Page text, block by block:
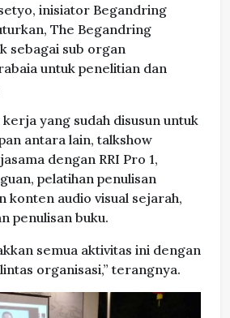
inisiator Begandring
The Begandring
sebagai sub organ
untuk penelitian dan
yang sudah disusun untuk
antara lain, talkshow
dengan RRI Pro 1,
pelatihan penulisan
konten audio visual sejarah,
penulisan buku.
semua aktivitas ini dengan
organisasi,” terangnya.